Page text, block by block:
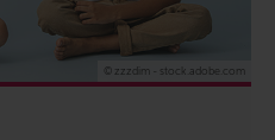
© zzzdim - stock.adobe.com